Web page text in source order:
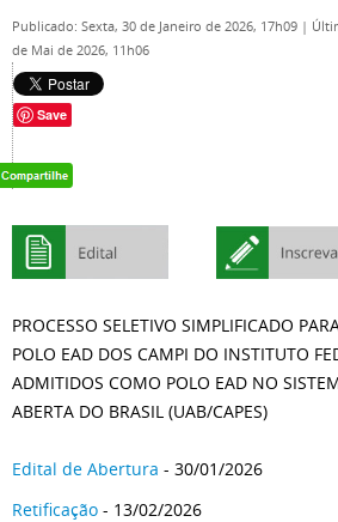
Publicado: Sexta, 30 de Janeiro de 2026, 17h09 |
de Mai de 2026, 11h06
Save
PROCESSO SELETIVO SIMPLIFICADO
POLO EAD DOS CAMPI DO INSTITUTO
ADMITIDOS COMO POLO EAD NO
ABERTA DO BRASIL (UAB/CAPES)
Edital de Abertura - 30/01/2026
Retificação - 13/02/2026